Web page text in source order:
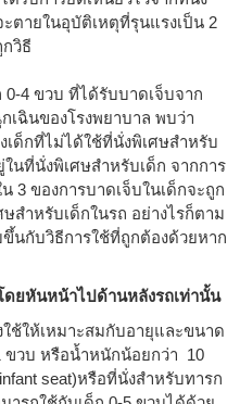
ตายในอุบัติเหตุที่รุนแรงเป็น 2
วิธี
4 ขวบ ที่ได้รับบาดเจ็บจาก
เฉินของโรงพยาบาล พบว่า
เด็กที่ไม่ได้ใช้ที่นั่งพิเศษสำหรับ
ในที่นั่งพิเศษสำหรับเด็ก จากการ
3 ของการบาดเจ็บในเด็กจะถูก
สำหรับเด็กในรถ อย่างไรก็ตาม
นกับวิธีการใช้ที่ถูกต้องด้วยหาก
ยหันหน้าไปด้านหลังรถเท่านั้น
ช้ให้เหมาะสมกับอายุและขนาด
ขวบ หรือน้ำหนักน้อยกว่า 10
seat)หรือที่นั่งสำหรับทารก